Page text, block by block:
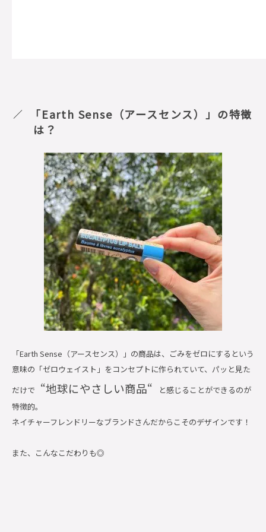
「Earth Sense（アースセンス）」の特徴
は？
「Earth Sense（アースセンス）」の商品は、ごみをゼロにするという
意味の「ゼロウェイスト」をコンセプトに作られていて、パッと見た
だけで “地球にやさしい商品“
と感じることができるのが
特徴的。
ネイチャーフレンドリーなブランドさんだからこそのデザインです！
また、こんなこだわりも◎